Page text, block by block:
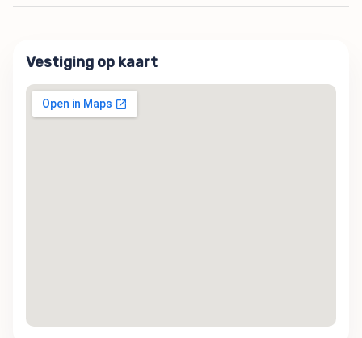
Vestiging op kaart